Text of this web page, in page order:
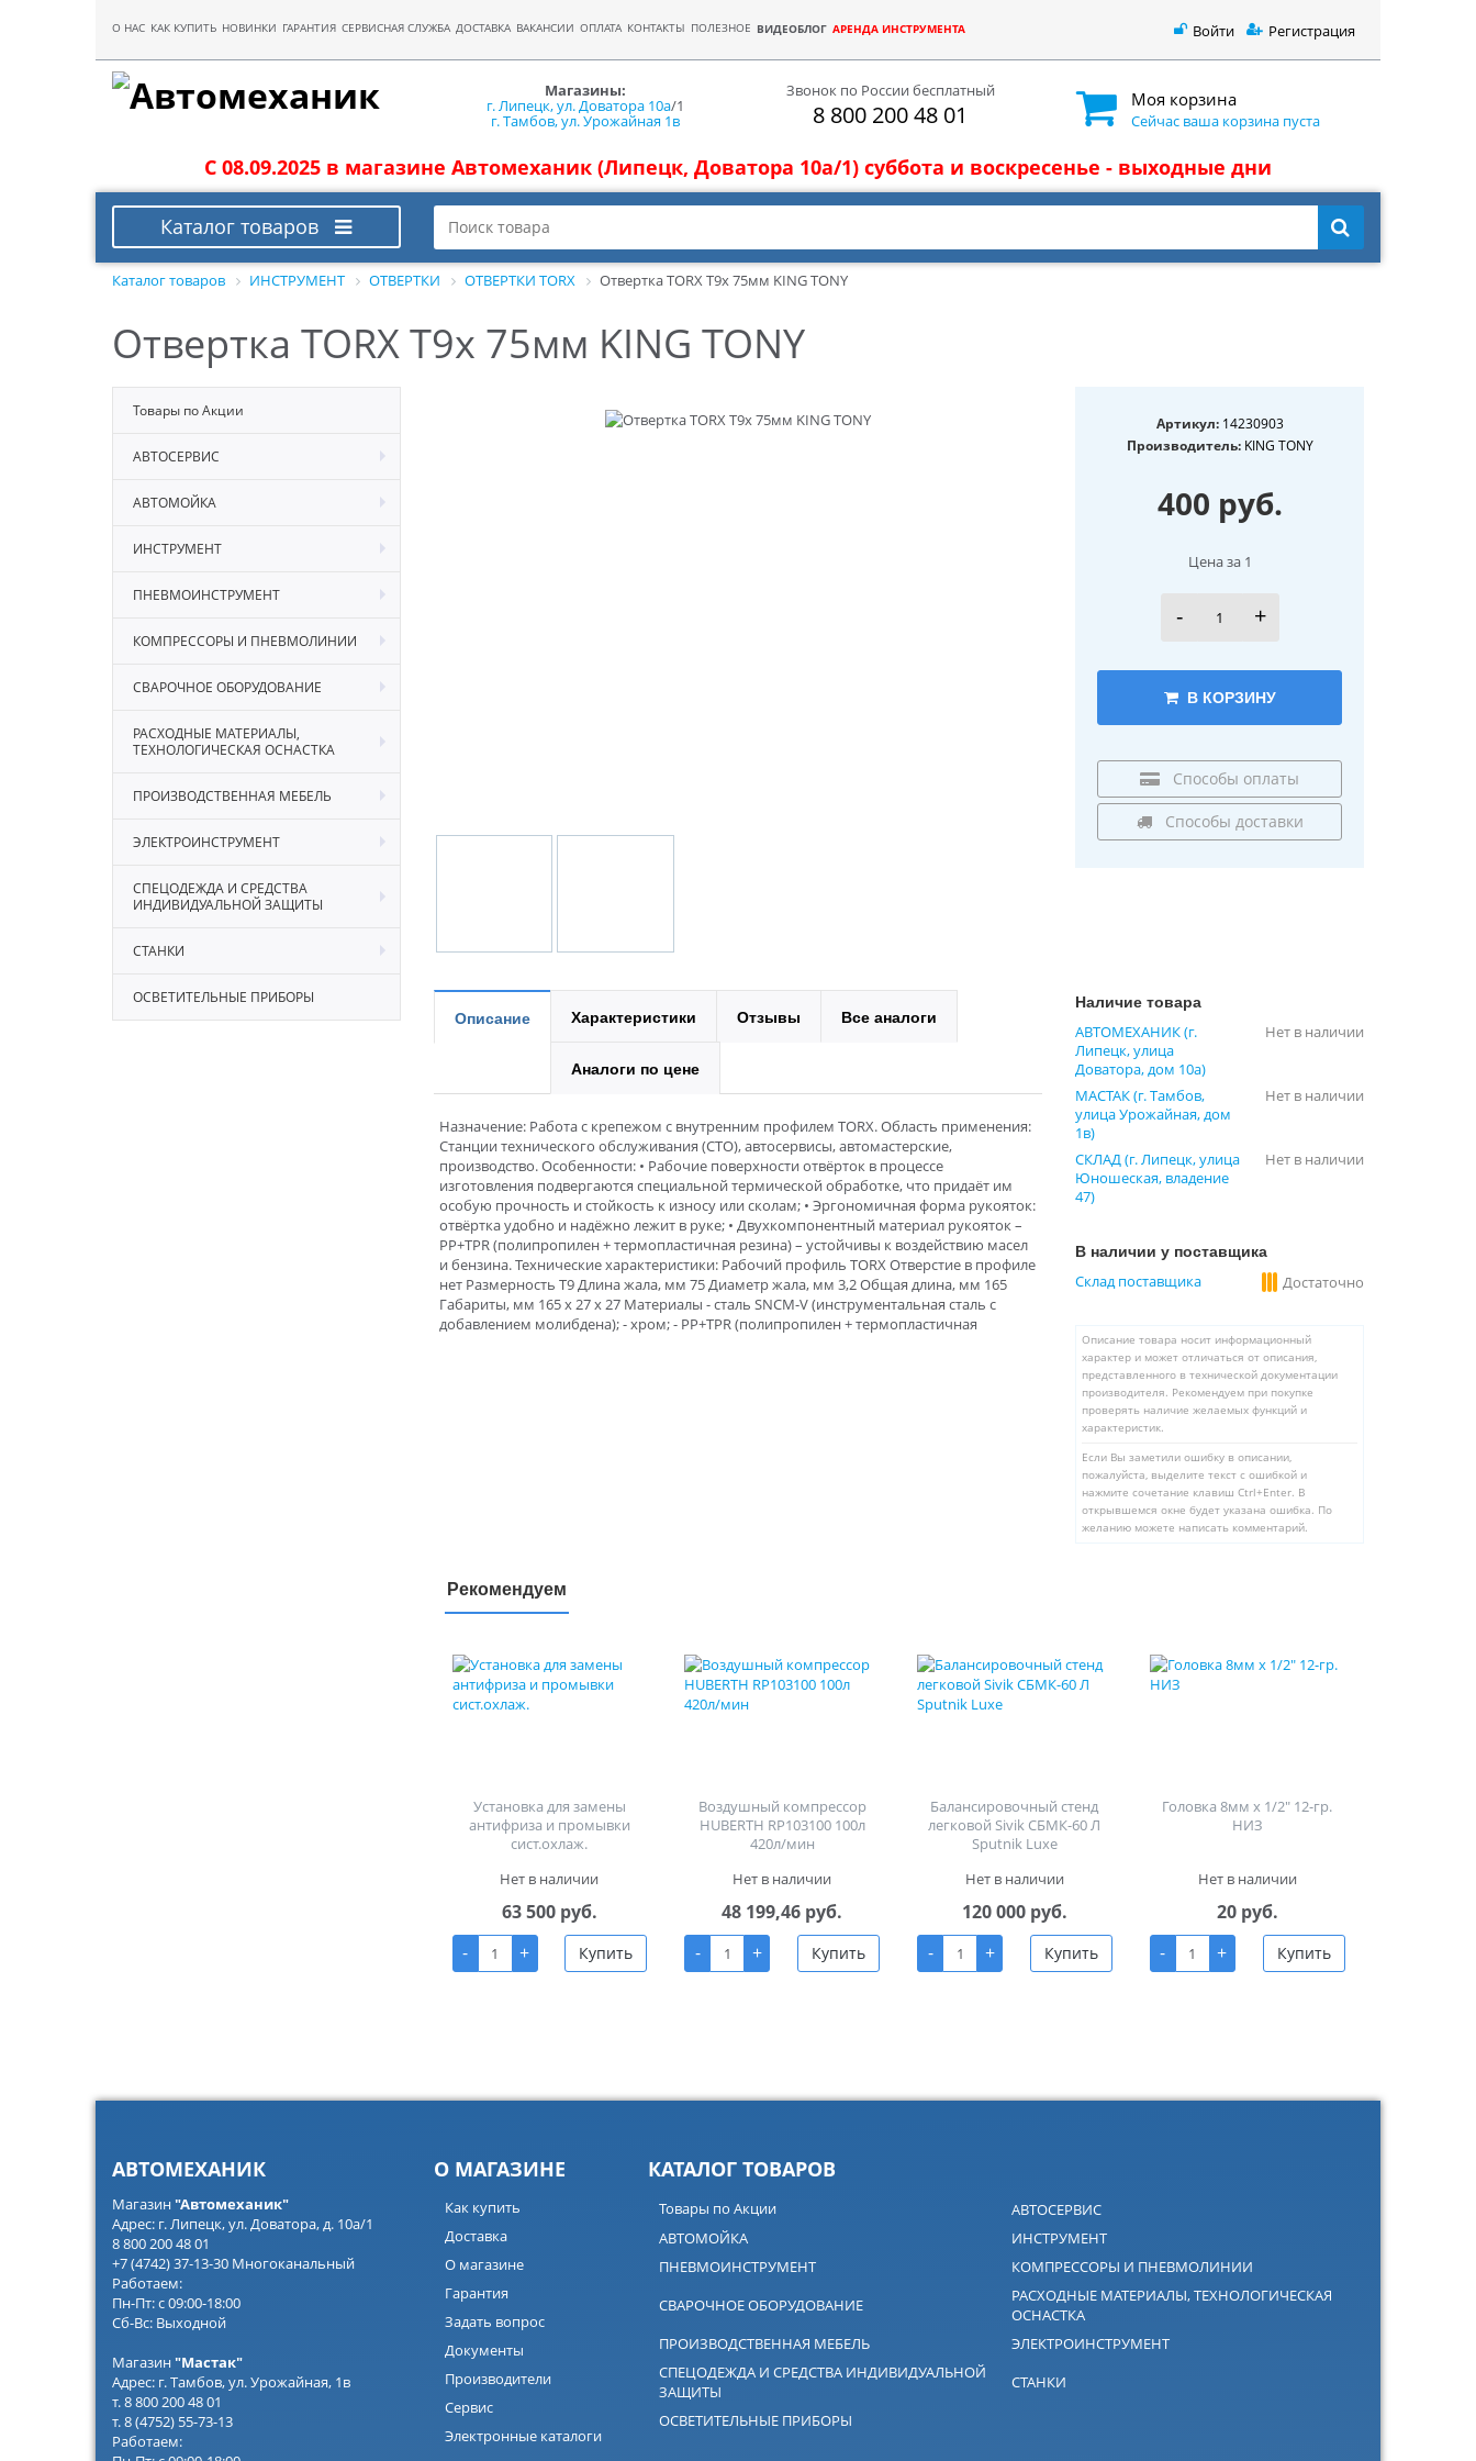
О НАС КАК КУПИТЬ НОВИНКИ ГАРАНТИЯ СЕРВИСНАЯ СЛУЖБА ДОСТАВКА ВАКАНСИИ ОПЛАТА КОНТАКТЫ ПОЛЕЗНОЕ ВИДЕОБЛОГ АРЕНДА ИНСТРУМЕНТА Войти Регистрация
Магазины:
г. Липецк, ул. Доватора 10а/1
г. Тамбов, ул. Урожайная 1в
Звонок по России бесплатный
8 800 200 48 01
Моя корзина
Сейчас ваша корзина пуста
С 08.09.2025 в магазине Автомеханик (Липецк, Доватора 10а/1) суббота и воскресенье - выходные дни
Каталог товаров
Каталог товаров ИНСТРУМЕНТ ОТВЕРТКИ ОТВЕРТКИ TORX Отвертка TORX T9х 75мм KING TONY
Отвертка TORX T9х 75мм KING TONY
Товары по Акции
АВТОСЕРВИС
АВТОМОЙКА
ИНСТРУМЕНТ
ПНЕВМОИНСТРУМЕНТ
КОМПРЕССОРЫ И ПНЕВМОЛИНИИ
СВАРОЧНОЕ ОБОРУДОВАНИЕ
РАСХОДНЫЕ МАТЕРИАЛЫ,
ТЕХНОЛОГИЧЕСКАЯ ОСНАСТКА
ПРОИЗВОДСТВЕННАЯ МЕБЕЛЬ
ЭЛЕКТРОИНСТРУМЕНТ
СПЕЦОДЕЖДА И СРЕДСТВА
ИНДИВИДУАЛЬНОЙ ЗАЩИТЫ
СТАНКИ
ОСВЕТИТЕЛЬНЫЕ ПРИБОРЫ
Артикул:14230903
Производитель:KING TONY
400 руб.
Цена за 1
- +
В КОРЗИНУ
Способы оплаты
Способы доставки
Описание Характеристики Отзывы Все аналоги
Аналоги по цене
Назначение: Работа с крепежом с внутренним профилем TORX. Область применения:
Станции технического обслуживания (СТО), автосервисы, автомастерские,
производство. Особенности: • Рабочие поверхности отвёрток в процессе
изготовления подвергаются специальной термической обработке, что придаёт им
особую прочность и стойкость к износу или сколам; • Эргономичная форма рукояток:
отвёртка удобно и надёжно лежит в руке; • Двухкомпонентный материал рукояток –
PP+TPR (полипропилен + термопластичная резина) – устойчивы к воздействию масел
и бензина. Технические характеристики: Рабочий профиль TORX Отверстие в профиле
нет Размерность Т9 Длина жала, мм 75 Диаметр жала, мм 3,2 Общая длина, мм 165
Габариты, мм 165 х 27 х 27 Материалы - сталь SNCM-V (инструментальная сталь с
добавлением молибдена); - хром; - PP+TPR (полипропилен + термопластичная
Наличие товара
АВТОМЕХАНИК (г.
Липецк, улица
Доватора, дом 10а)
Нет в наличии
МАСТАК (г. Тамбов,
улица Урожайная, дом
1в)
Нет в наличии
СКЛАД (г. Липецк, улица
Юношеская, владение
47)
Нет в наличии
В наличии у поставщика
Склад поставщика Достаточно
Описание товара носит информационный
характер и может отличаться от описания,
представленного в технической документации
производителя. Рекомендуем при покупке
проверять наличие желаемых функций и
характеристик.
Если Вы заметили ошибку в описании,
пожалуйста, выделите текст с ошибкой и
нажмите сочетание клавиш Ctrl+Enter. В
открывшемся окне будет указана ошибка. По
желанию можете написать комментарий.
Рекомендуем
Установка для замены
антифриза и промывки
сист.охлаж.
Нет в наличии
63 500 руб.
-
+ Купить
Воздушный компрессор
HUBERTH RP103100 100л
420л/мин
Нет в наличии
48 199,46 руб.
-
+ Купить
Балансировочный стенд
легковой Sivik СБМК-60 Л
Sputnik Luxe
Нет в наличии
120 000 руб.
-
+ Купить
Головка 8мм х 1/2" 12-гр.
НИЗ
Нет в наличии
20 руб.
-
+ Купить
АВТОМЕХАНИК
Магазин"Автомеханик"
Адрес: г. Липецк, ул. Доватора, д. 10а/1
8 800 200 48 01
+7 (4742) 37-13-30 Многоканальный
Работаем:
Пн-Пт: с 09:00-18:00
Сб-Вс: Выходной
Магазин"Мастак"
Адрес: г. Тамбов, ул. Урожайная, 1в
т. 8 800 200 48 01
т. 8 (4752) 55-73-13
Работаем:
О МАГАЗИНЕ
Как купить
Доставка
О магазине
Гарантия
Задать вопрос
Документы
Производители
Сервис
Электронные каталоги
КАТАЛОГ ТОВАРОВ
Товары по Акции
АВТОСЕРВИС
АВТОМОЙКА
ИНСТРУМЕНТ
ПНЕВМОИНСТРУМЕНТ
КОМПРЕССОРЫ И ПНЕВМОЛИНИИ
СВАРОЧНОЕ ОБОРУДОВАНИЕ
РАСХОДНЫЕ МАТЕРИАЛЫ, ТЕХНОЛОГИЧЕСКАЯ
ОСНАСТКА
ПРОИЗВОДСТВЕННАЯ МЕБЕЛЬ
ЭЛЕКТРОИНСТРУМЕНТ
СПЕЦОДЕЖДА И СРЕДСТВА ИНДИВИДУАЛЬНОЙ
ЗАЩИТЫ
СТАНКИ
ОСВЕТИТЕЛЬНЫЕ ПРИБОРЫ